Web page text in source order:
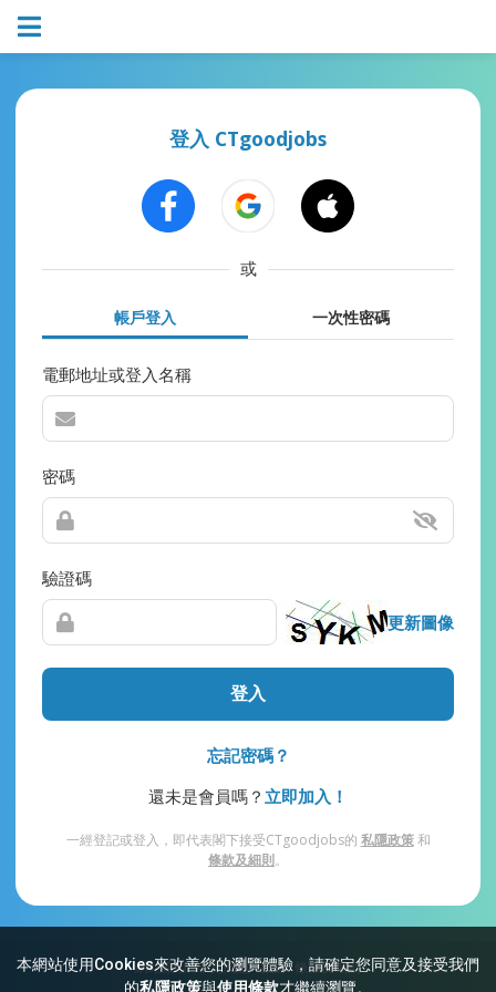
本網站使用Cookies來改善您的瀏覽體驗，請確定您同意及接受我們
的私隱政策與使用條款才繼續瀏覽。
登入 CTgoodjobs
或
帳戶登入 一次性密碼
電郵地址或登入名稱
密碼
驗證碼
更新圖像
登入
忘記密碼？
還未是會員嗎？ 立即加入！
一經登記或登入，即代表閣下接受CTgoodjobs的 私隱政策和
條款及細則。
網站索引 常見問題 私隱 條款及細則